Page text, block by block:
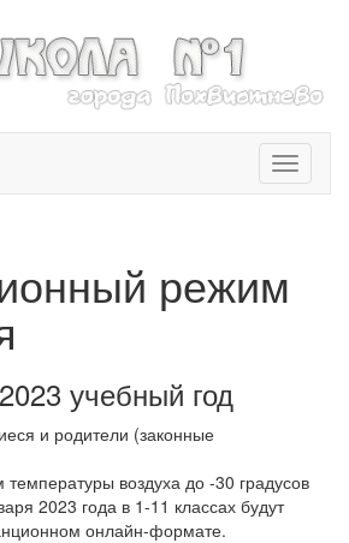
T
o
e
n
i
o
режим
учебный год
и родители (законные
воздуха до -30 градусов
2023 года в 1-11 классах будут
онлайн-формате.